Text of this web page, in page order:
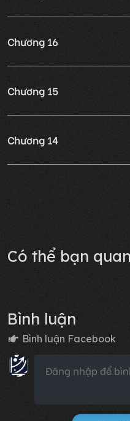
Chương 16
Chương 15
Chương 14
Có thể bạn
Bình luận
Bình luận Facebook